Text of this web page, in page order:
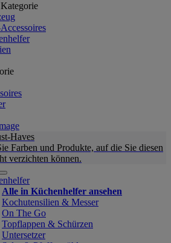
Haves
Farben und Produkte, auf die Sie diesen
verzichten können.
Alle in Küchenhelfer ansehen
Kochutensilien & Messer
On The Go
Topflappen & Schürzen
Untersetzer